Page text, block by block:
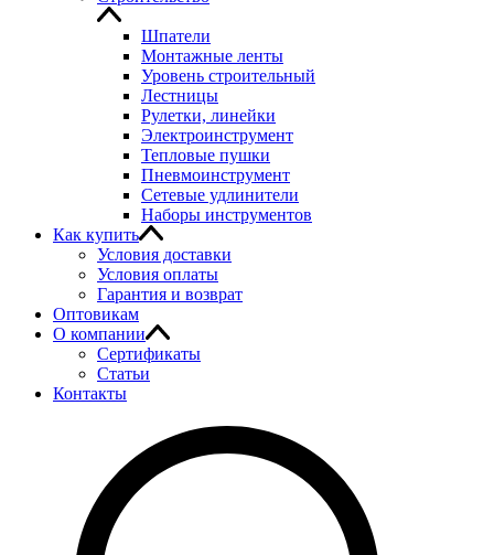
Шпатели
Монтажные ленты
Уровень строительный
Лестницы
Рулетки, линейки
Электроинструмент
Тепловые пушки
Пневмоинструмент
Сетевые удлинители
Наборы инструментов
Как купить
Условия доставки
Условия оплаты
Гарантия и возврат
Оптовикам
О компании
Сертификаты
Статьи
Контакты